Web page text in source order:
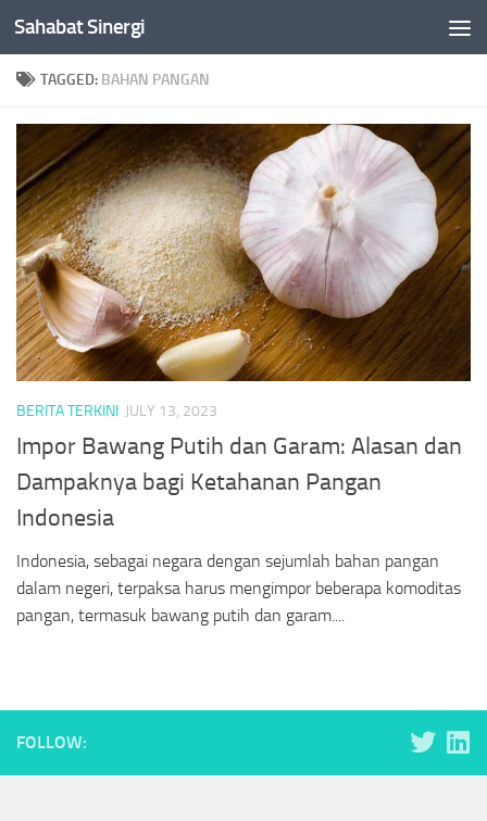
Skip to content
Sahabat Sinergi
TAGGED: BAHAN PANGAN
BERITA TERKINI JULY 13, 2023
Impor Bawang Putih dan Garam: Alasan dan
Dampaknya bagi Ketahanan Pangan
Indonesia
Indonesia, sebagai negara dengan sejumlah bahan pangan
dalam negeri, terpaksa harus mengimpor beberapa komoditas
pangan, termasuk bawang putih dan garam....
FOLLOW: